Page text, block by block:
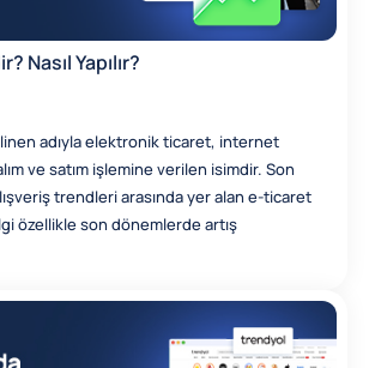
Nasıl Yapılır?
adıyla elektronik ticaret, internet
ve satım işlemine verilen isimdir. Son
trendleri arasında yer alan e-ticaret
özellikle son dönemlerde artış